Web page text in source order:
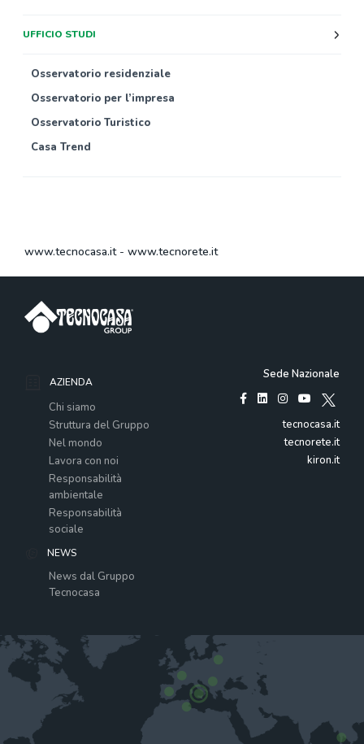
UFFICIO STUDI
Osservatorio residenziale
Osservatorio per l’impresa
Osservatorio Turistico
Casa Trend
www.tecnocasa.it- www.tecnorete.it
AZIENDA
Chi siamo
Struttura del Gruppo
Nel mondo
Lavora con noi
Responsabilità
ambientale
Responsabilità
sociale
NEWS
News dal Gruppo
Tecnocasa
Sede Nazionale
tecnocasa.it
tecnorete.it
kiron.it